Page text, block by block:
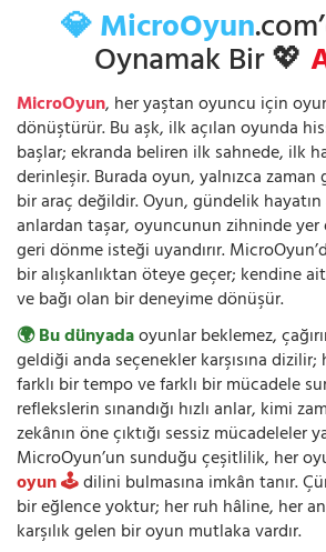
💎 MicroOyun
Oynamak Bir 💖
MicroOyun, her yaştan oyuncu için
dönüştürür. Bu aşk, ilk açılan oyunda
başlar; ekranda beliren ilk sahnede, ilk
derinleşir. Burada oyun, yalnızca zaman
bir araç değildir. Oyun, gündelik hayatın
anlardan taşar, oyuncunun zihninde
geri dönme isteği uyandırır.
bir alışkanlıktan öteye geçer; kendine
ve bağı olan bir deneyime dönüşür.
🌍 Bu dünyadaoyunlar beklemez,
geldiği anda seçenekler karşısına
farklı bir tempo ve farklı bir mücadele
reflekslerin sınandığı hızlı anlar, kimi
zekânın öne çıktığı sessiz mücadeleler
MicroOyun’un sunduğu çeşitlilik, her
oyun 🕹️dilini bulmasına imkân tanır.
bir eğlence yoktur; her ruh hâline, her
karşılık gelen bir oyun mutlaka vardır.